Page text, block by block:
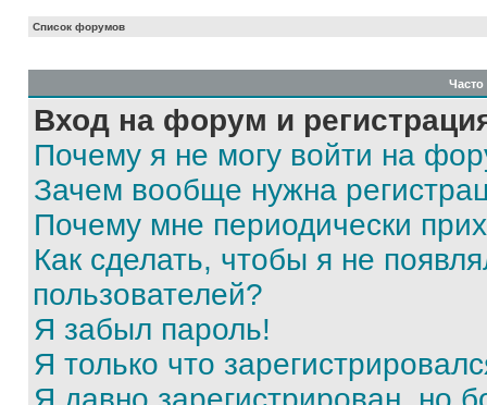
Список форумов
Вход на форум и
Почему я не могу войти на
Зачем вообще нужна
Почему мне периодически
Как сделать, чтобы я не
пользователей?
Я забыл пароль!
Я только что